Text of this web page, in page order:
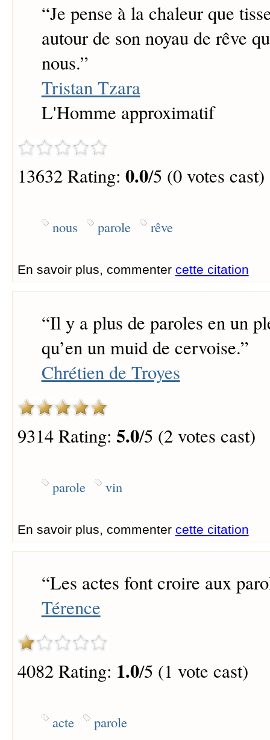
“Je pense à la chaleur que
autour de son noyau de rêve
nous.”
Tristan Tzara
L'Homme approximatif
13632 Rating: 0.0/5 (0 votes cast)
nous parole rêve
En savoir plus, commenter cette citation
“Il y a plus de paroles en un
qu’en un muid de cervoise.”
Chrétien de Troyes
9314 Rating: 5.0/5 (2 votes cast)
parole vin
En savoir plus, commenter cette citation
“Les actes font croire aux
Térence
4082 Rating: 1.0/5 (1 vote cast)
acte parole